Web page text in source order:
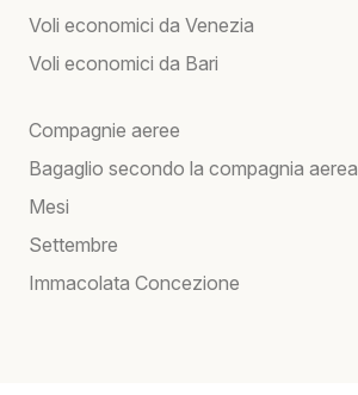
Voli economici da Venezia
Voli economici da Bari
Compagnie aeree
Bagaglio secondo la compagnia aerea
Mesi
Settembre
Immacolata Concezione